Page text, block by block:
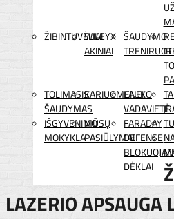
ŽIBINTUVĖLIAI
WILEYX
AKINIAI
ŠAUDYMO
IR
TOLIMASIS
ŠAUDYMAS
KARIUOMENEI
LAUKO
VADAVIETĖ
IŠGYVENIMO
MOKYKLA
MŪSŲ
PASIŪLYMAI
FARADAY
DEFENSE
DĖKLAI
LAZERIO APSAUGA